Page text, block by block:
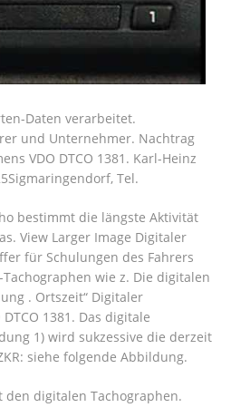
Daten verarbeitet.
und Unternehmer. Nachtrag
VDO DTCO 1381. Karl-Heinz
Tel.
bestimmt die längste Aktivität
View Larger Image Digitaler
für Schulungen des Fahrers
wie z. Die digitalen
. Ortszeit“ Digitaler
1381. Das digitale
1) wird sukzessive die derzeit
siehe folgende Abbildung.
den digitalen Tachographen.